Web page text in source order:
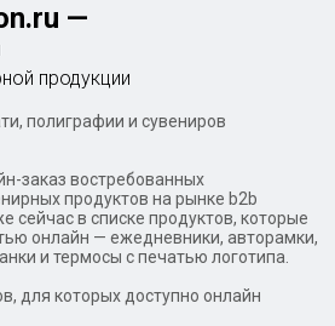
—
продукции
полиграфии и сувениров
заказ востребованных
продуктов на рынке b2b
сейчас в списке продуктов, которые
онлайн — ежедневники, авторамки,
и термосы с печатью логотипа.
для которых доступно онлайн